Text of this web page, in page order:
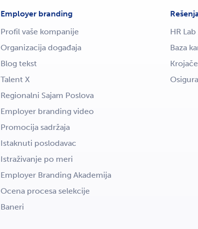
Employer branding
Profil vaše kompanije
Organizacija događaja
Blog tekst
Talent X
Regionalni Sajam Poslova
Employer branding video
Promocija sadržaja
Istaknuti poslodavac
Istraživanje po meri
Employer Branding Akademija
Ocena procesa selekcije
Baneri
HR
Baza